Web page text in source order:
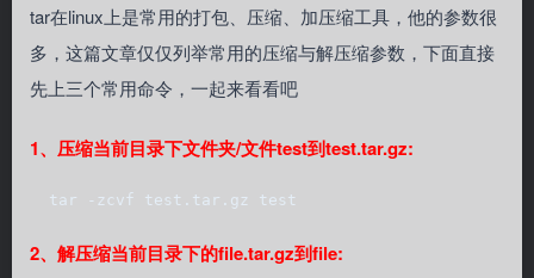
tar在linux上是常用的打包、压缩、加压缩工具，他的参数很
多，这篇文章仅仅列举常用的压缩与解压缩参数，下面直接
先上三个常用命令，一起来看看吧
1、压缩当前目录下文件夹/文件test到test.tar.gz:
  tar -zcvf test.tar.gz test
2、解压缩当前目录下的file.tar.gz到file: